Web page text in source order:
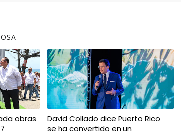
obras
David Collado dice Puerto Rico
se ha convertido en un